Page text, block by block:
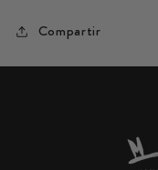
Compartir